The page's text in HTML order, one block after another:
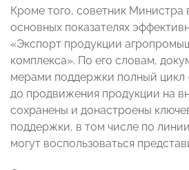
Кроме того, советник Министра
основных показателях
«Экспорт продукции
комплекса». По его словам,
мерами поддержки полный цикл
до продвижения продукции на
сохранены и донастроены
поддержки, в том числе по
могут воспользоваться